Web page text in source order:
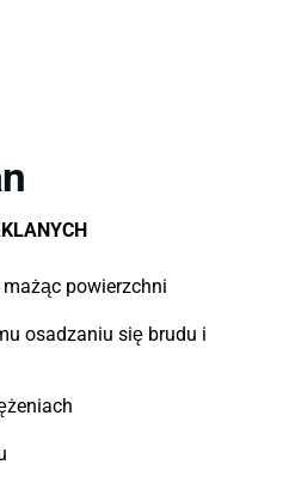
powierzchni
osadzaniu się brudu i